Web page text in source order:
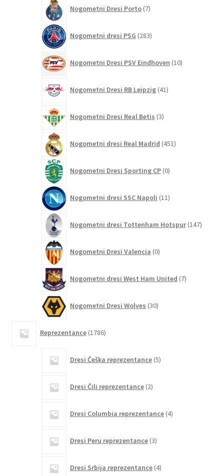
Nogometni Dresi Porto 7izdelkov
Nogometni dresi PSG 283izdelkov
Nogometni Dresi PSV Eindhoven 10izdelkov
Nogometni Dresi RB Leipzig 41izdelkov
Nogometni Dresi Real Betis 3izdelki
Nogometni dresi Real Madrid 451izdelkov
Nogometni Dresi Sporting CP 0izdelkov
Nogometni dresi SSC Napoli 11izdelkov
Nogometni dresi Tottenham Hotspur 147
Nogometni Dresi Valencia 0izdelkov
Nogometni dresi West Ham United 7izdelkov
Nogometni Dresi Wolves 30izdelkov
Reprezentance 1786izdelkov
Dresi Češka reprezentance 5izdelkov
Dresi Čili reprezentance 2izdelka
Dresi Columbia reprezentance 4izdelki
Dresi Peru reprezentance 3izdelki
Dresi Srbija reprezentance 4izdelki